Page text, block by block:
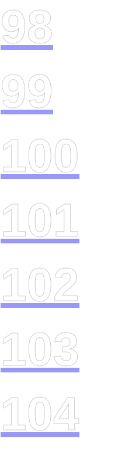
98
99
100
101
102
103
104